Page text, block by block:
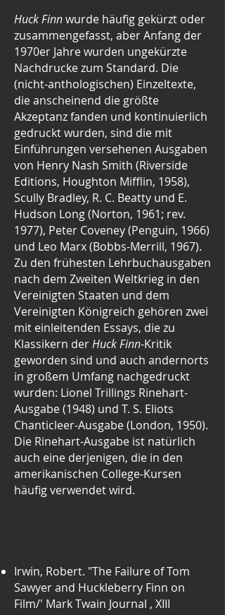
Huck Finnwurde häufig gekürzt oder
zusammengefasst, aber Anfang der
1970er Jahre wurden ungekürzte
Nachdrucke zum Standard. Die
(nicht-anthologischen) Einzeltexte,
die anscheinend die größte
Akzeptanz fanden und kontinuierlich
gedruckt wurden, sind die mit
Einführungen versehenen Ausgaben
von Henry Nash Smith (Riverside
Editions, Houghton Mifflin, 1958),
Scully Bradley, R. C. Beatty und E.
Hudson Long (Norton, 1961; rev.
1977), Peter Coveney (Penguin, 1966)
und Leo Marx (Bobbs-Merrill, 1967).
Zu den frühesten Lehrbuchausgaben
nach dem Zweiten Weltkrieg in den
Vereinigten Staaten und dem
Vereinigten Königreich gehören zwei
mit einleitenden Essays, die zu
Klassikern derHuck Finn-Kritik
geworden sind und auch andernorts
in großem Umfang nachgedruckt
wurden: Lionel Trillings Rinehart-
Ausgabe (1948) und T. S. Eliots
Chanticleer-Ausgabe (London, 1950).
Die Rinehart-Ausgabe ist natürlich
auch eine derjenigen, die in den
amerikanischen College-Kursen
häufig verwendet wird.
Irwin, Robert. "The Failure of Tom
Sawyer and Huckleberry Finn on
Film/' Mark Twain Journal , XIII